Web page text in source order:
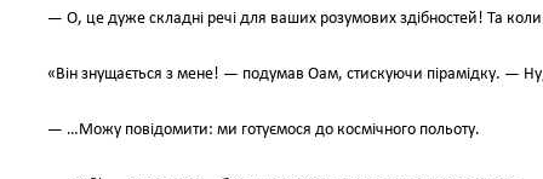
— О, це дуже складні речі для ваших розумових здібностей! Та
«Він знущається з мене! — подумав Оам, стискуючи пірамідку. —
— …Можу повідомити: ми готуємося до космічного польоту.